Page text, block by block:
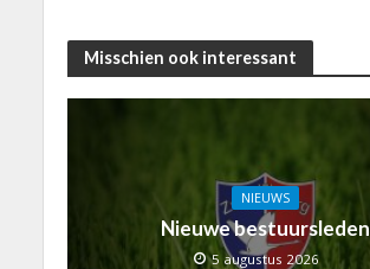
Misschien ook interessant
NIEUWS
Nieuwe bestuursleden
5 augustus 2026